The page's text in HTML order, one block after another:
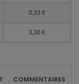
0,33 €
3,30 €
COMMENTAIRES